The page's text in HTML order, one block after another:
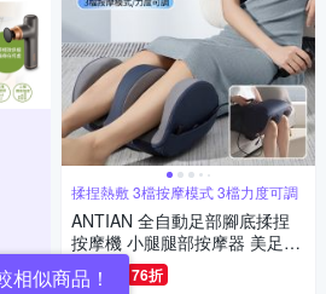
揉捏熱敷 3檔按摩模式 3檔力度可調
ANTIAN 全自動足部腳底揉捏
按摩機 小腿腿部按摩器 美足美
腿足療機 腳底放鬆神器
$750 76折